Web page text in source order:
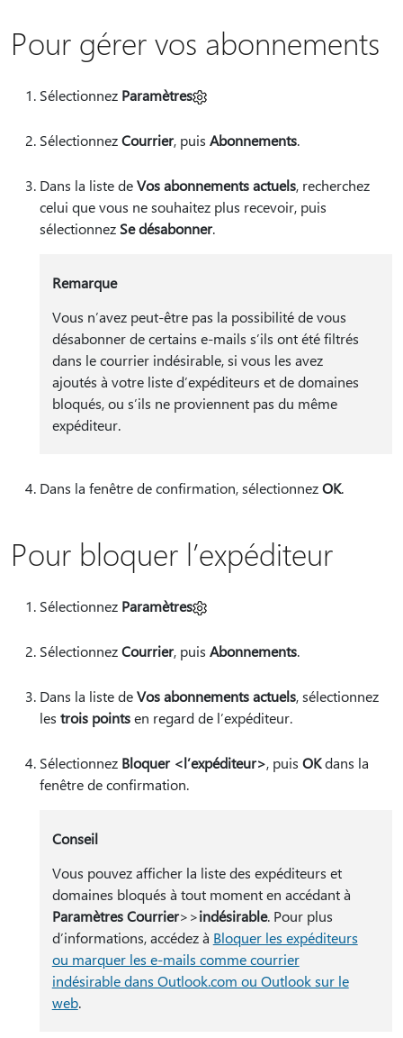
Pour gérer vos abonnements
Sélectionnez Paramètres
SélectionnezCourrier, puis Abonnements.
Dans la liste deVos abonnements actuels, recherchez
celui que vous ne souhaitez plus recevoir, puis
sélectionnez Se désabonner.
Remarque
Vous n’avez peut-être pas la possibilité de vous
désabonner de certains e-mails s’ils ont été filtrés
dans le courrier indésirable, si vous les avez
ajoutés à votre liste d’expéditeurs et de domaines
bloqués, ou s’ils ne proviennent pas du même
expéditeur.
Dans la fenêtre de confirmation, sélectionnezOK.
Pour bloquer l’expéditeur
Sélectionnez Paramètres
SélectionnezCourrier, puis Abonnements.
Dans la liste deVos abonnements actuels, sélectionnez
les trois pointsen regard de l’expéditeur.
Sélectionnez Bloquer <l’expéditeur>, puis OKdans la
fenêtre de confirmation.
Conseil
Vous pouvez afficher la liste des expéditeurs et
domaines bloqués à tout moment en accédant à
Paramètres Courrier>>indésirable. Pour plus
d’informations, accédez à Bloquer les expéditeurs
ou marquer les e-mails comme courrier
indésirable dans Outlook.com ou Outlook sur le
web.